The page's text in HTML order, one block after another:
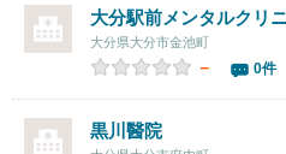
大分駅前メンタルクリ
大分県大分市金池町
－ 0件
黒川醫院